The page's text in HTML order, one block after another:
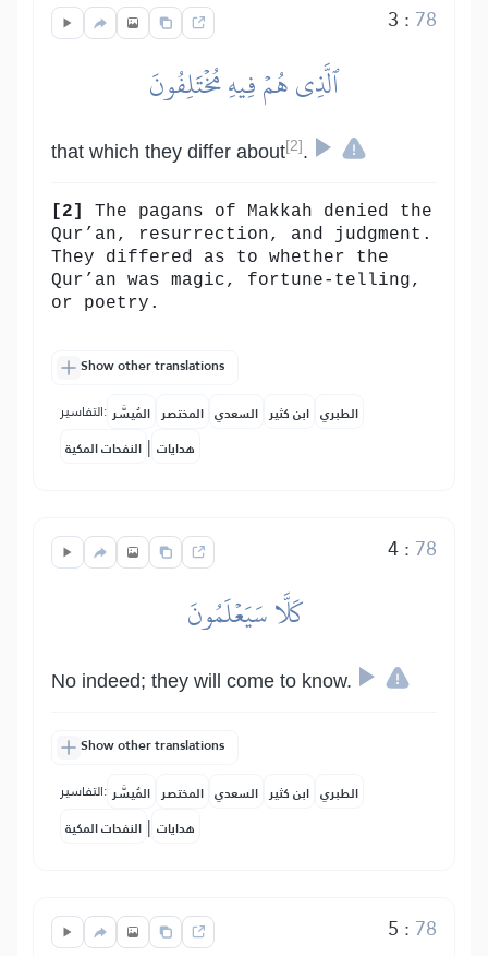
3 : 78
ٱلَّذِي هُمۡ فِيهِ مُخۡتَلِفُونَ
that which they differ about[2] .
[2]
The pagans of Makkah denied the
Qur’an, resurrection, and judgment.
They differed as to whether the
Qur’an was magic, fortune-telling,
or poetry.
Show other translations
التفاسير: المُيسَّر المختصر السعدي ابن كثير الطبري
النفحات المكية | هدايات
4: 78
كَلَّا سَيَعۡلَمُونَ
No indeed; they will come to know.
Show other translations
التفاسير: المُيسَّر المختصر السعدي ابن كثير الطبري
النفحات المكية | هدايات
5 : 78